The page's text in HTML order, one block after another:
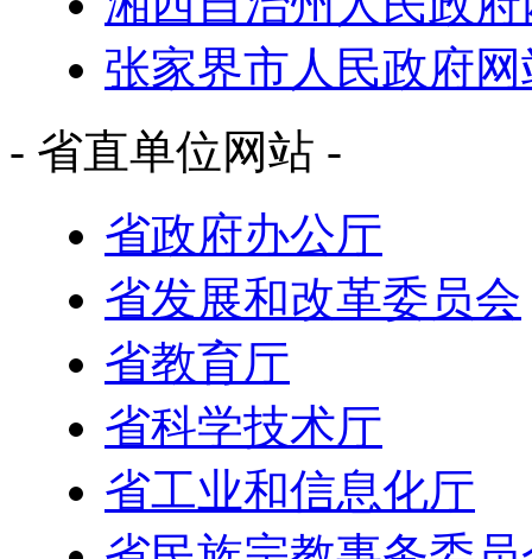
张家界市人民政府网
- 省直单位网站 -
省政府办公厅
省发展和改革委员会
省教育厅
省科学技术厅
省工业和信息化厅